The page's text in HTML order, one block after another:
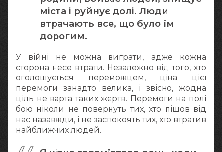
міста і руйнує долі. Люди
втрачають все, що було їм
дорогим.
У війні не можна виграти, адже кожна
сторона несе втрати. Незалежно від того, хто
оголошується переможцем, ціна цієї
перемоги занадто велика, і звісно, жодна
ціль не варта таких жертв. Перемоги на полі
бою ніколи не повернуть тих, хто пішов від
нас назавжди, і не заспокоять тих, хто втратив
найближчих людей.